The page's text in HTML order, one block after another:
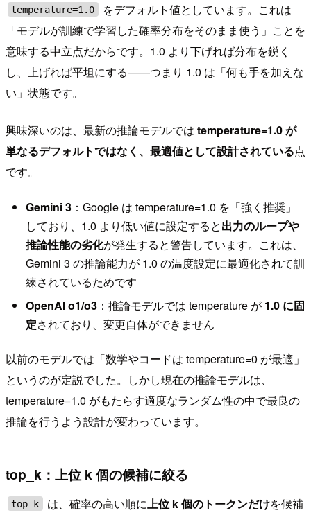
temperature=1.0
をデフォルト値としています。これは
「モデルが訓練で学習した確率分布をそのまま使う」ことを
意味する中立点だからです。1.0 より下げれば分布を鋭く
し、上げれば平坦にする——つまり 1.0 は「何も手を加えな
い」状態です。
興味深いのは、最新の推論モデルでは temperature=1.0 が
単なるデフォルトではなく、最適値として設計されている点
です。
Gemini 3：Google は temperature=1.0 を「強く推奨」
しており、1.0 より低い値に設定すると出力のループや
推論性能の劣化が発生すると警告しています。これは、
Gemini 3 の推論能力が 1.0 の温度設定に最適化されて訓
練されているためです
OpenAI o1/o3：推論モデルでは temperature が 1.0 に固
定されており、変更自体ができません
以前のモデルでは「数学やコードは temperature=0 が最適」
というのが定説でした。しかし現在の推論モデルは、
temperature=1.0 がもたらす適度なランダム性の中で最良の
推論を行うよう設計が変わっています。
top_k：上位 k 個の候補に絞る
top_k は、確率の高い順に上位 k 個のトークンだけを候補